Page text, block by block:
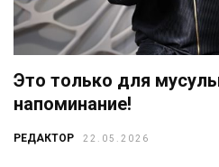
Это только для
напоминание!
РЕДАКТОР 22.05.2026